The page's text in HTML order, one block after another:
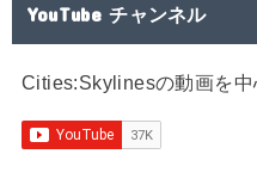
YouTube チャンネル
Cities:Skylinesの動画を中